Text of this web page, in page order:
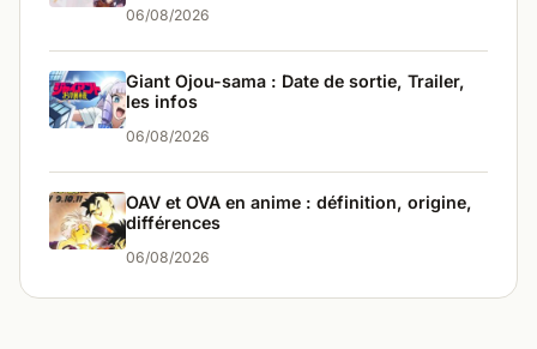
06/08/2026
Giant Ojou-sama : Date de sortie, Trailer,
les infos
06/08/2026
OAV et OVA en anime : définition, origine,
différences
06/08/2026